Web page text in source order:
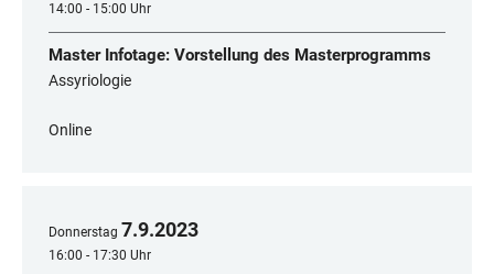
14:00 - 15:00 Uhr
Master Infotage: Vorstellung des Masterprogramms
Assyriologie
Online
Donnerstag 7.9.2023
16:00 - 17:30 Uhr